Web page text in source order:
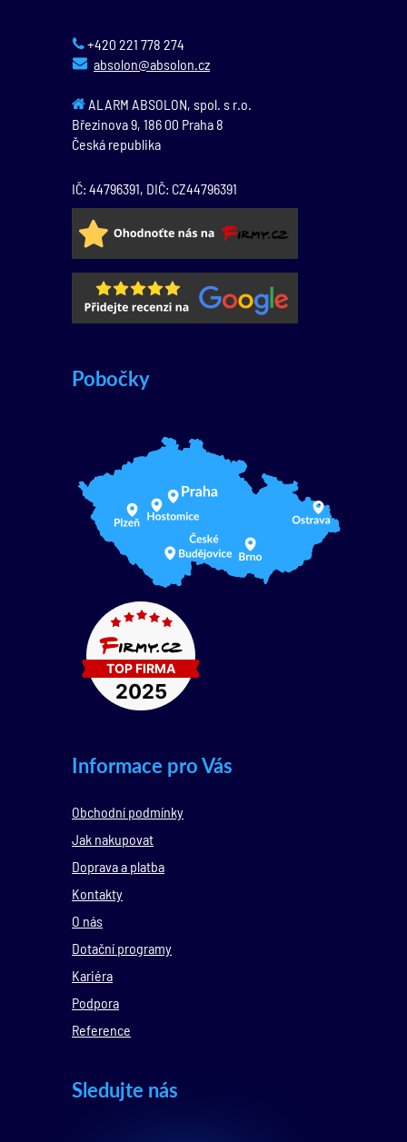
+420 221 778 274
absolon@absolon.cz
ALARM ABSOLON, spol. s r.o.
Březinova 9, 186 00 Praha 8
Česká republika
IČ: 44796391, DIČ: CZ44796391
Pobočky
Informace pro Vás
Obchodní podmínky
Jak nakupovat
Doprava a platba
Kontakty
O nás
Dotační programy
Kariéra
Podpora
Reference
Sledujte nás